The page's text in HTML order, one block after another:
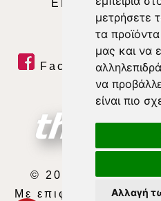
μετρήσετε
τα προϊόντα
μας και να
να
είναι πιο
Αλλαγή
ΕΝΗΜΕΡΩΣΗ |
Facebook|
© 2026
Με επιφύλαξη κάθε